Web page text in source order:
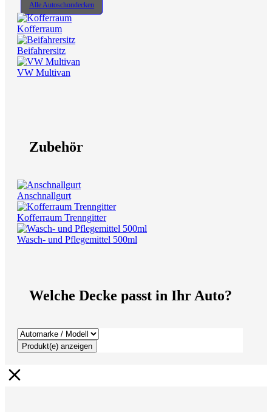
Alle Autoschondecken
Kofferraum
Beifahrersitz
VW Multivan
Zubehör
Anschnallgurt
Kofferraum Trenngitter
Wasch- und Pflegemittel 500ml
Welche Decke passt in Ihr Auto?
Produkt(e) anzeigen